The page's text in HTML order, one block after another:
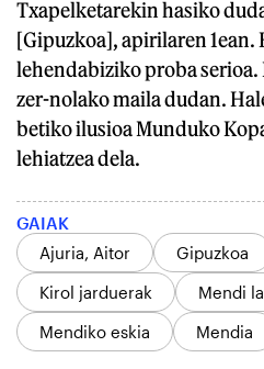
Txapelketarekin hasiko
[Gipuzkoa], apirilaren 1ean.
lehendabiziko proba
zer-nolako maila dudan.
betiko ilusioa Munduko
lehiatzea dela.
GAIAK
Ajuria, Aitor
Gipuzkoa
Kirol jarduerak
Mendi
Mendiko eskia
Mendia